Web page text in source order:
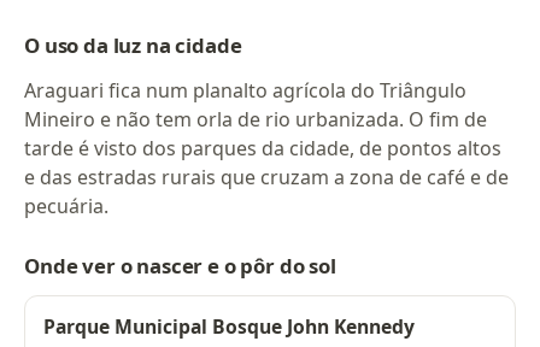
O uso da luz na cidade
Araguari fica num planalto agrícola do Triângulo
Mineiro e não tem orla de rio urbanizada. O fim de
tarde é visto dos parques da cidade, de pontos altos
e das estradas rurais que cruzam a zona de café e de
pecuária.
Onde ver o nascer e o pôr do sol
Parque Municipal Bosque John Kennedy